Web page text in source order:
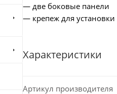
— две боковые панели
— крепеж для
Характеристики
Артикул производителя